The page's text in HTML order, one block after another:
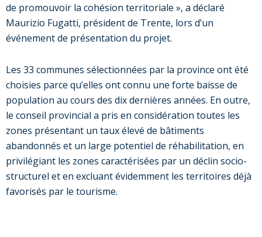
de promouvoir la cohésion territoriale », a déclaré
Maurizio Fugatti, président de Trente, lors d’un
événement de présentation du projet.
Les 33 communes sélectionnées par la province ont été
choisies parce qu’elles ont connu une forte baisse de
population au cours des dix dernières années. En outre,
le conseil provincial a pris en considération toutes les
zones présentant un taux élevé de bâtiments
abandonnés et un large potentiel de réhabilitation, en
privilégiant les zones caractérisées par un déclin socio-
structurel et en excluant évidemment les territoires déjà
favorisés par le tourisme.